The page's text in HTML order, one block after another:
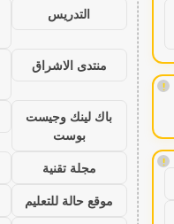
!
!
التدريس
منتدى الاشراق
باك لينك وجيست
بوست
مجلة تقنية
موقع حالة للتعليم